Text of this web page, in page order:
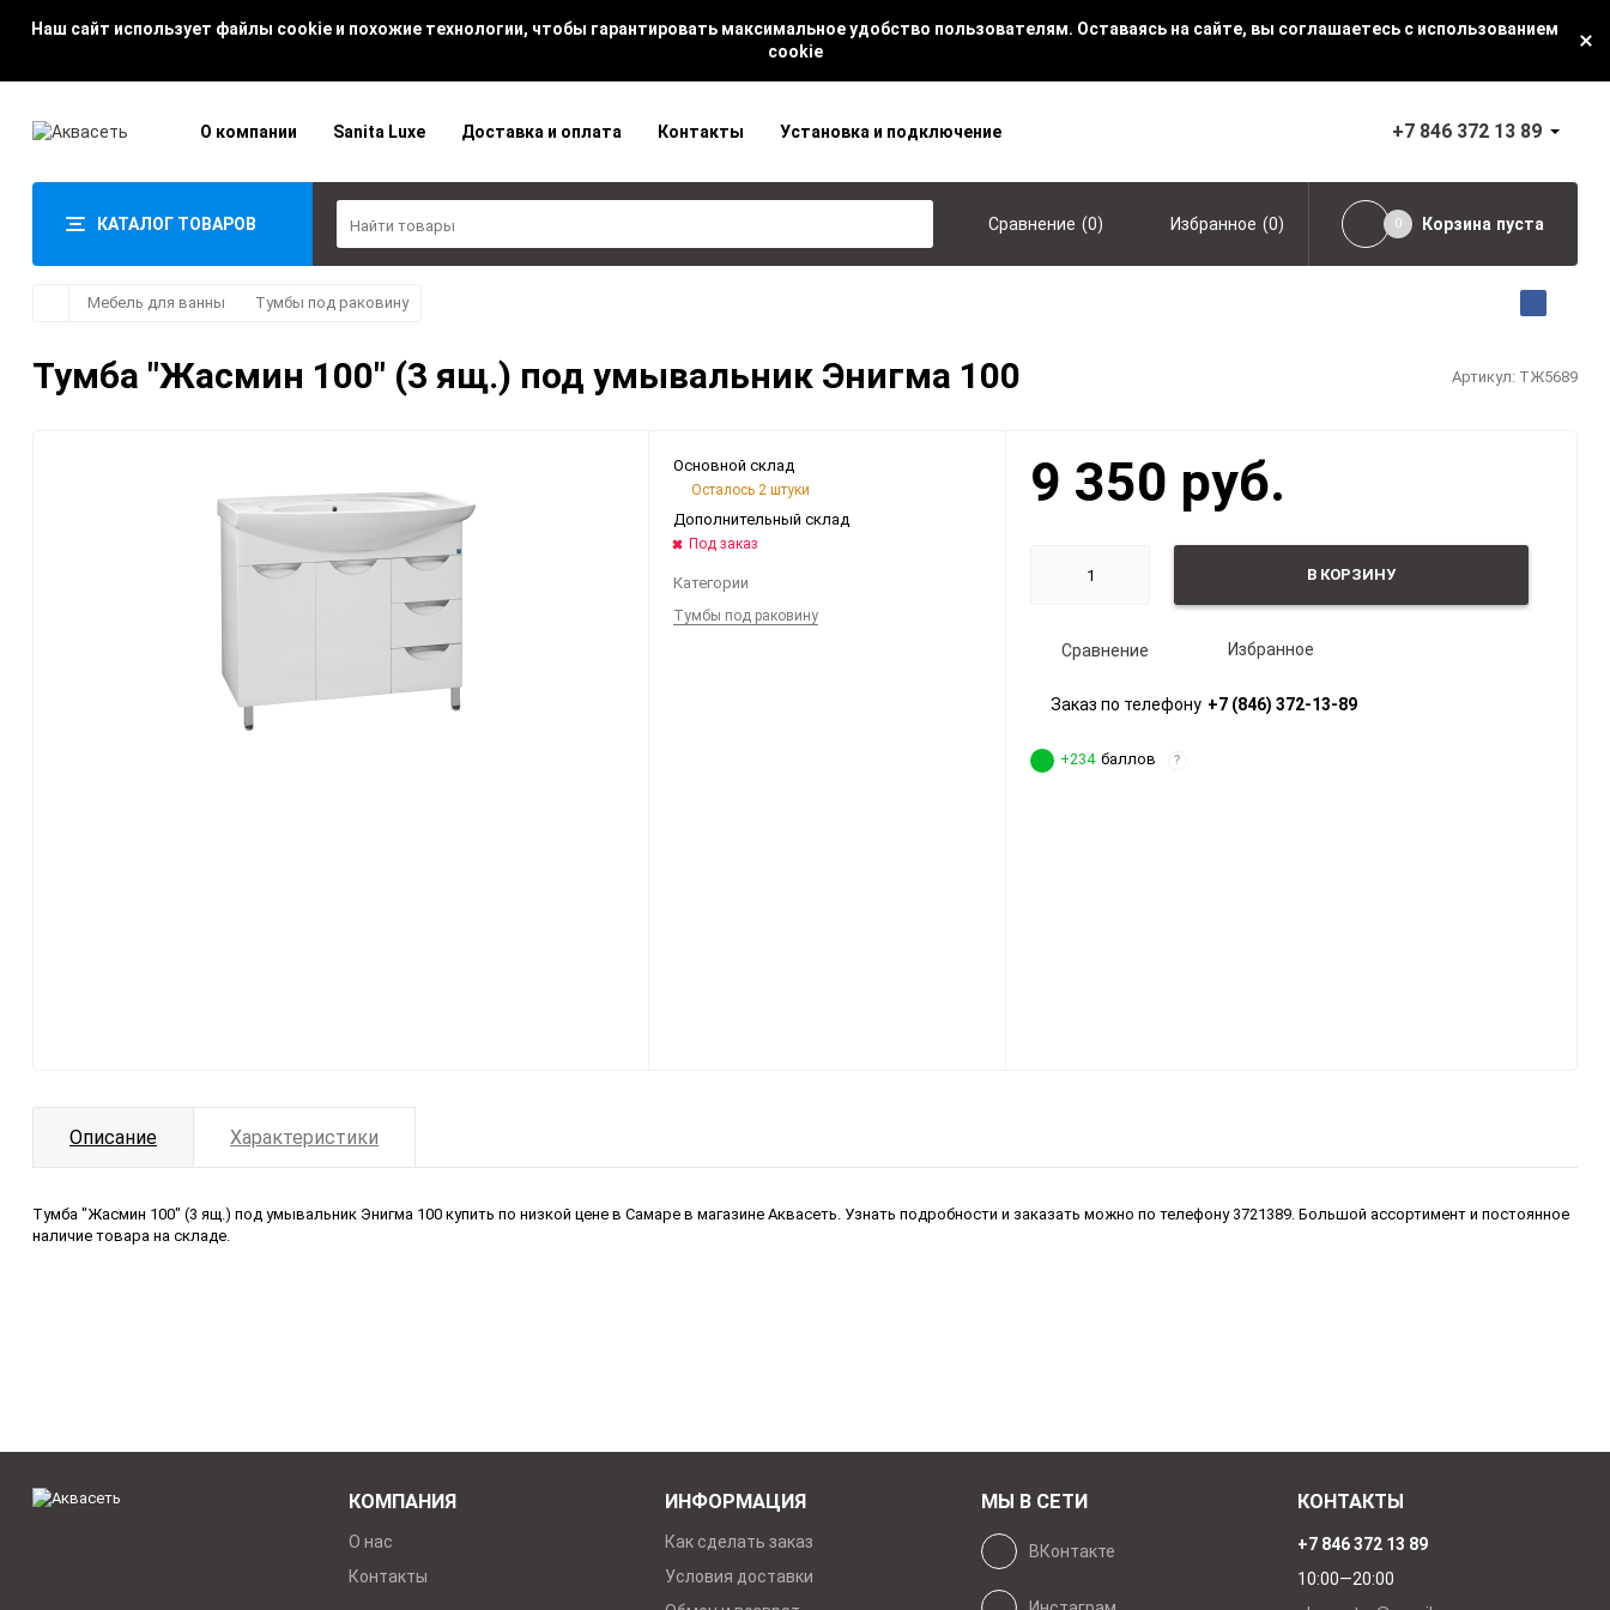
Наш сайт использует файлы cookie и похожие технологии, чтобы гарантировать максимальное удобство пользователям. Оставаясь на сайте, вы соглашаетесь с использованием
cookie
О компании Sanita Luxe Доставка и оплата Контакты Установка и подключение +7 846 372 13 89
КАТАЛОГ ТОВАРОВ Сравнение (0) Избранное (0) 0 Корзина пуста
Мебель для ванны Тумбы под раковину
Тумба "Жасмин 100" (3 ящ.) под умывальник Энигма 100 Артикул: ТЖ5689
Основной склад
Осталось 2 штуки
Дополнительный склад
Под заказ
Категории
Тумбы под раковину
9 350 руб.
В КОРЗИНУ
Сравнение Избранное
Заказ по телефону +7 (846) 372-13-89
+234 баллов ?
Описание Характеристики
Тумба "Жасмин 100" (3 ящ.) под умывальник Энигма 100 купить по низкой цене в Самаре в магазине Аквасеть. Узнать подробности и заказать можно по телефону 3721389. Большой ассортимент и постоянное
наличие товара на складе.
КОМПАНИЯ
О нас
Контакты
ИНФОРМАЦИЯ
Как сделать заказ
Условия доставки
МЫ В СЕТИ
ВКонтакте
КОНТАКТЫ
+7 846 372 13 89
10:00—20:00